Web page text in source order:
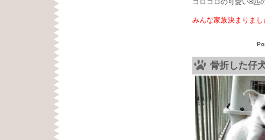
コロコロの可愛い8匹
みんな家族決まりまし
骨折した仔